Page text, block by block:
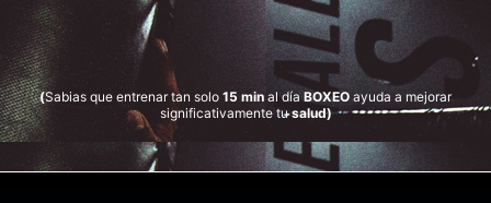
(Sabias que entrenar tan solo 15 min al día BOXEO ayuda a mejorar
significativamente tusalud)